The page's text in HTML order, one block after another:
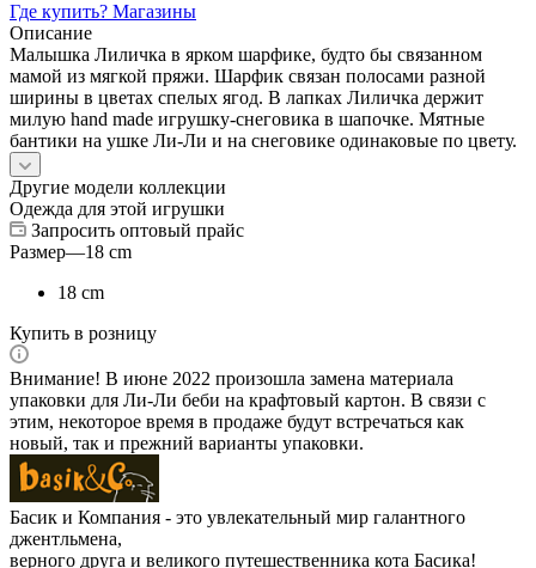
Где купить? Магазины
Описание
Малышка Лиличка в ярком шарфике, будто бы связанном
мамой из мягкой пряжи. Шарфик связан полосами разной
ширины в цветах спелых ягод. В лапках Лиличка держит
милую hand made игрушку-снеговика в шапочке. Мятные
бантики на ушке Ли-Ли и на снеговике одинаковые по цвету.
Другие модели коллекции
Одежда для этой игрушки
Запросить оптовый прайс
Размер—18 cm
18 cm
Купить в розницу
Внимание! В июне 2022 произошла замена материала
упаковки для Ли-Ли беби на крафтовый картон. В связи с
этим, некоторое время в продаже будут встречаться как
новый, так и прежний варианты упаковки.
Басик и Компания - это увлекательный мир галантного
джентльмена,
верного друга и великого путешественника кота Басика!